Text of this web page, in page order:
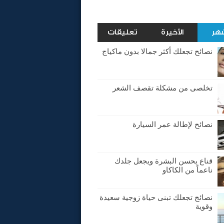
الأخيرة تعليقات
نصائح تجعلك أكثر جمالا بدون ماكياج
تخلصى من مشكلة تقصف الشعر
نصائح لإطالة عمر السيارة
قناع يحسن البشرة ويجعل جلدك
ناعماً من الكاكاو
نصائج تجعلك تبنى حياة زوجية سعيدة
وقوية